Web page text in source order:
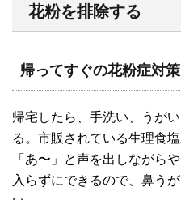
花粉を排除する
帰ってすぐの花粉症対策
帰宅したら、手洗い、うが
る。市販されている生理食
「あ〜」と声を出しながら
入らずにできるので、鼻う